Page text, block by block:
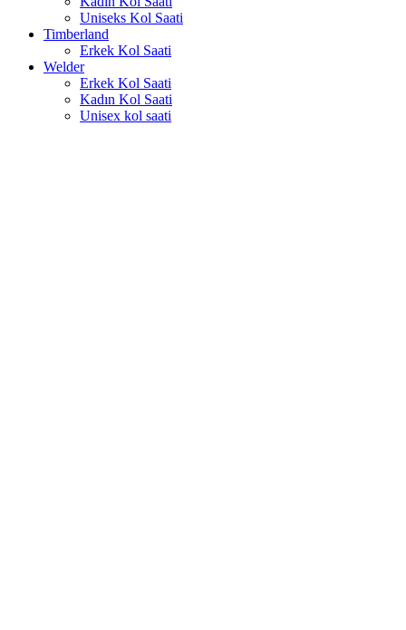
Uniseks Kol Saati
Timberland
Erkek Kol Saati
Welder
Erkek Kol Saati
Kadın Kol Saati
Unisex kol saati